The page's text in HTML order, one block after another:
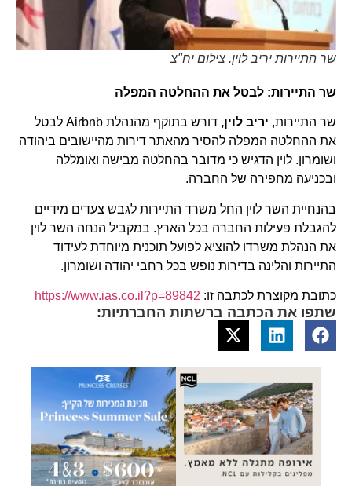
שר התיירות יריב לוין. צילום יח"צ
שר התיירות: לבטל את ההחלטה המפלה
שר התיירות, יריב לוין,
דורש בתוקף מהנהלת Airbnb לבטל
את ההחלטה המפלה להסיר מהאתר דירות מהיישובים ביהודה
ושומרון. לוין הדגיש כי מדובר בהחלטה מבישה ואומללה
ובכניעה מחפירה של החברה.
בהנחיית השר לוין החל משרד התיירות לגבש צעדים מידיים
להגבלת פעילות החברה בכל הארץ. במקביל הנחה השר לוין
את הנהלת משרדו להוציא לפועל תוכנית מיוחדת לעידוד
התיירות והלינה בדירות נופש בכל רחבי יהודה ושומרון.
כתובת מקוצרת לכתבה זו: https://www.ias.co.il?p=89842
שתפו את הכתבה ברשתות החברתיות: